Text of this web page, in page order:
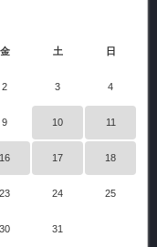
金 土 日
2 3 4
9 10 11
16 17 18
23 24 25
30 31